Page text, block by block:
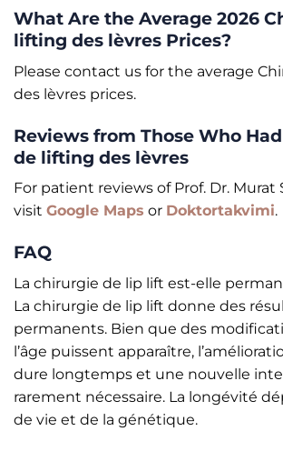
What Are the Average 2026
lifting des lèvres Prices?
Please contact us for the average
des lèvres prices.
Reviews from Those Who
de lifting des lèvres
For patient reviews of Prof. Dr. Murat
visit Google Maps or Doktortakvimi.
FAQ
La chirurgie de lip lift est-elle
La chirurgie de lip lift donne des
permanents. Bien que des
l’âge puissent apparaître,
dure longtemps et une nouvelle
rarement nécessaire. La longévité
de vie et de la génétique.